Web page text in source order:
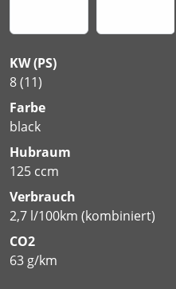
KW (PS)
8 (11)
Farbe
black
Hubraum
125 ccm
Verbrauch
2,7 l/100km (kombiniert)
CO2
63 g/km